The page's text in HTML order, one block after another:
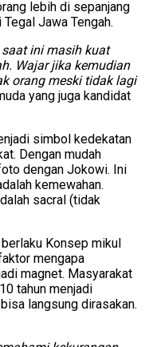
lebih di sepanjang
Jawa Tengah.
ini masih kuat
Wajar jika kemudian
orang meski tidak lagi
yang juga kandidat
simbol kedekatan
Dengan mudah
dengan Jokowi. Ini
kemewahan.
sacral (tidak
Konsep mikul
mengapa
magnet. Masyarakat
tahun menjadi
langsung dirasakan.